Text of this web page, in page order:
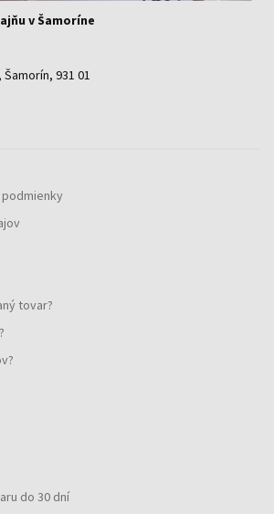
v Šamoríne
931 01
tovar?
do 30 dní